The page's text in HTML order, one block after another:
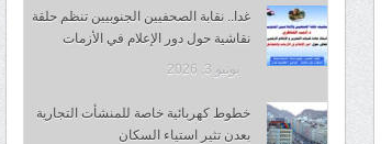
غدا.. نقابة الصحفيين الجنوبيين تنظم حلقة
نقاشية حول دور الإعلام في الأزمات
يونيو 3, 2026
خطوط كهربائية خاصة للمنشأت التجارية
بعدن تثير استياء السكان